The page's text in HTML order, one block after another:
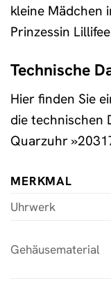
kleine Mädchen
Prinzessin
Technische
Hier finden Sie
die technischen
Quarzuhr
MERKMAL
Uhrwerk
Gehäusematerial